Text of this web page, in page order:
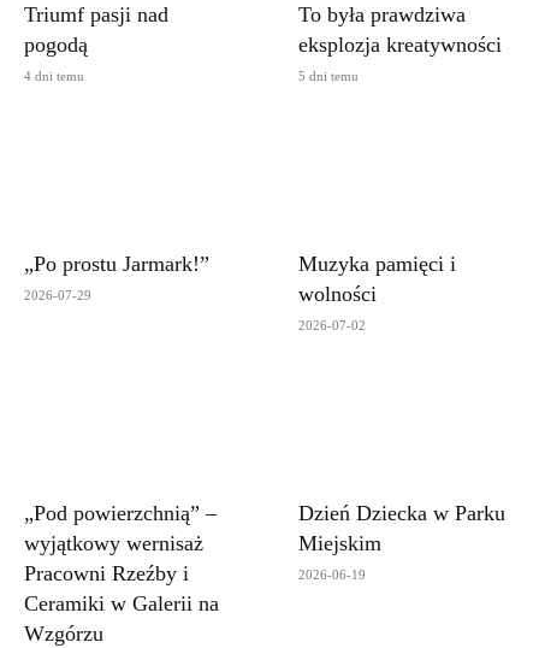
Triumf pasji nad
pogodą
4 dni temu
To była prawdziwa
eksplozja kreatywności
5 dni temu
„Po prostu Jarmark!”
2026-07-29
Muzyka pamięci i
wolności
2026-07-02
„Pod powierzchnią” –
wyjątkowy wernisaż
Pracowni Rzeźby i
Ceramiki w Galerii na
Wzgórzu
Dzień Dziecka w Parku
Miejskim
2026-06-19